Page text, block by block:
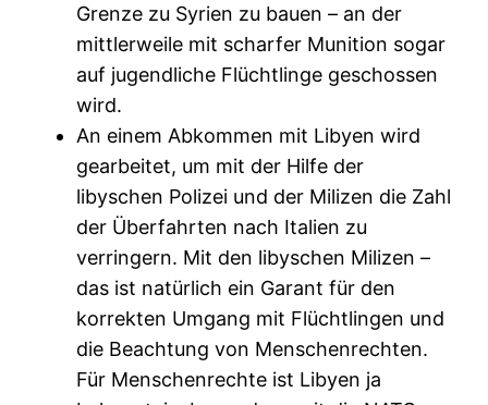
Grenze zu Syrien zu bauen – an der
mittlerweile mit scharfer Munition sogar
auf jugendliche Flüchtlinge geschossen
wird.
An einem Abkommen mit Libyen wird
gearbeitet, um mit der Hilfe der
libyschen Polizei und der Milizen die Zahl
der Überfahrten nach Italien zu
verringern. Mit den libyschen Milizen –
das ist natürlich ein Garant für den
korrekten Umgang mit Flüchtlingen und
die Beachtung von Menschenrechten.
Für Menschenrechte ist Libyen ja